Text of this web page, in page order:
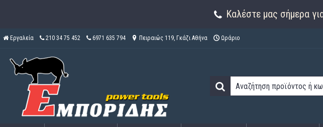
Καλέστε μας σήμερα
Εργαλεία 210 34 75 452 6971 635 794 Πειραιώς 119, Γκάζι Αθήνα Ωράριο